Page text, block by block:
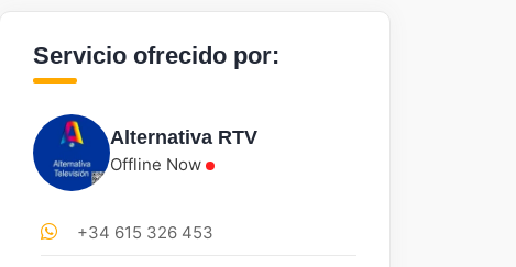
Servicio ofrecido por:
Alternativa RTV
Offline Now
+34 615 326 453